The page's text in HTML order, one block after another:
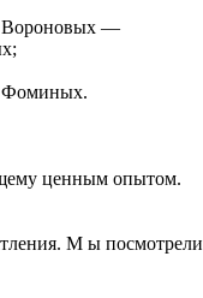
Вороновых —
ценным опытом.
М ы посмотрели